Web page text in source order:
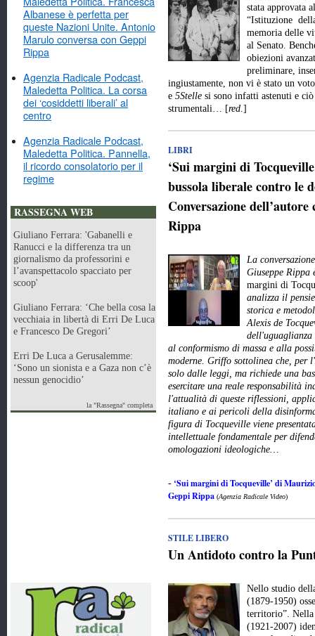
Albanese è perfetta per
queste Nazioni Unite. Antonio
Marulo conversa con Geppi
Rippa
Agenzia Radicale Podcast,
Maledetta Politica. La corsa
dei ‘cosiddetti liberali’ al
centro
Agenzia Radicale Podcast,
Maledetta Politica. Pannella,
il ricordo consolatorio per il
regime
RASSEGNA WEB
Giuliano Ferrara: 'Gabanelli e
Ranucci e la differenza tra un
giornalismo da professorini e
l’avanspettacolo spacciato per
scoop'
Giuliano Ferrara: ‘Che bella cosa la
vecchiaia in libertà di Erri De Luca
e Francesco De Gregori’
Erri De Luca a Gerusalemme:
‘Sono un sionista e a Gaza non c’è
nessun genocidio’
la "Rassegna" completa
stata approvata
“Istituzione
memoria delle
al Senato.
obiezioni
preliminare,
ingiustamente, non vi è stato un
e 5Stelle si sono infatti astenuti e
strumentali… [red.]
LIBRI
‘Sui margini di
bussola liberale contro le
Conversazione
Rippa
La
Giuseppe
margini di
analizza il
storica e
Alexis de
dell'uguaglianza
al conformismo di massa e alla
moderne. Griffo sottolinea che, per
solo dalle leggi, ma richiede una
esercitare una reale responsabilità
l'attualità di queste riflessioni,
italiano e ai pericoli della
figura di Tocqueville viene
intellettuale fondamentale per
omologazioni ideologiche…
- ‘Sui margini di Tocqueville’ di
Geppi Rippa (Agenzia Radicale Video)
STILE LIBERO
Un Antidoto contro la
Nello studio
(1879-1950)
territorio”. Nella
(1921-2007)